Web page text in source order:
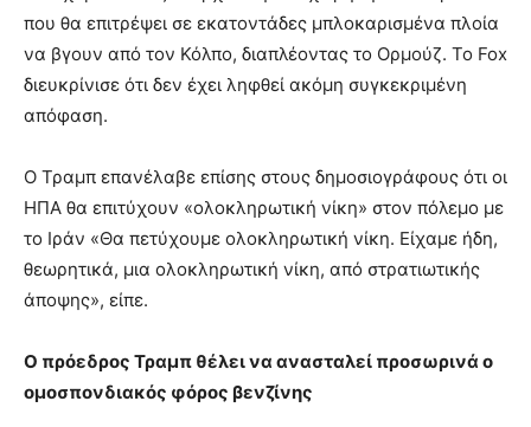
που θα επιτρέψει σε εκατοντάδες μπλοκαρισμένα πλοία
να βγουν από τον Κόλπο, διαπλέοντας το Ορμούζ. Το Fox
διευκρίνισε ότι δεν έχει ληφθεί ακόμη συγκεκριμένη
απόφαση.
Ο Τραμπ επανέλαβε επίσης στους δημοσιογράφους ότι οι
ΗΠΑ θα επιτύχουν «ολοκληρωτική νίκη» στον πόλεμο με
το Ιράν «Θα πετύχουμε ολοκληρωτική νίκη. Είχαμε ήδη,
θεωρητικά, μια ολοκληρωτική νίκη, από στρατιωτικής
άποψης», είπε.
Ο πρόεδρος Τραμπ θέλει να ανασταλεί προσωρινά ο
ομοσπονδιακός φόρος βενζίνης